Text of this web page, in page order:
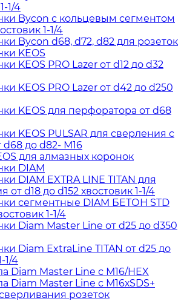
1/4
Bycon с кольцевым сегментом
1-1/4
Bycon d68, d72, d82 для розеток
KEOS
KEOS PRO Lazer от d12 до d32
KEOS PRO Lazer от d42 до d250
KEOS для перфоратора от d68
KEOS PULSAR для сверления с
до d82- М16
для алмазных коронок
DIAM
DIAM EXTRA LINE TITAN для
от d18 до d152 хвостовик 1-1/4
сегментные DIAM БЕТОН STD
1-1/4
Diam Master Line от d25 до d350
Diam ExtraLine ТITAN от d25 до
1/4
Diam Master Line с М16/HEX
Diam Master Line с М16хSDS+
розеток